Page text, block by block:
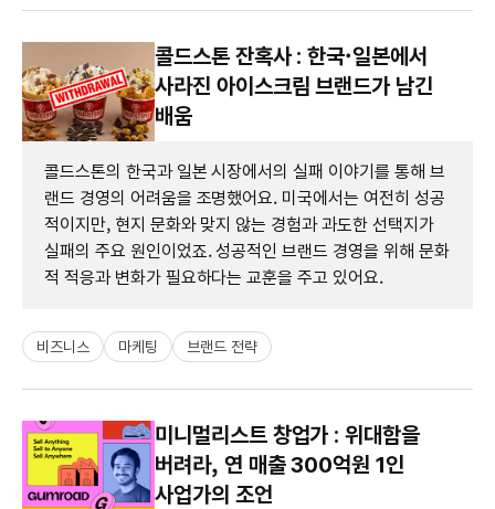
콜드스톤 잔혹사 : 한국·일본에서
사라진 아이스크림 브랜드가 남긴
배움
콜드스톤의 한국과 일본 시장에서의 실패 이야기를 통해 브
랜드 경영의 어려움을 조명했어요. 미국에서는 여전히 성공
적이지만, 현지 문화와 맞지 않는 경험과 과도한 선택지가
실패의 주요 원인이었죠. 성공적인 브랜드 경영을 위해 문화
적 적응과 변화가 필요하다는 교훈을 주고 있어요.
비즈니스 마케팅 브랜드 전략
미니멀리스트 창업가 : 위대함을
버려라, 연 매출 300억원 1인
사업가의 조언